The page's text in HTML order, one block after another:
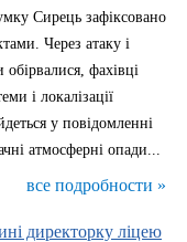
Сирець зафіксовано
Через атаку і
фахівці
і локалізації
у повідомленні
атмосферні опади...
все подробности »
директорку ліцею